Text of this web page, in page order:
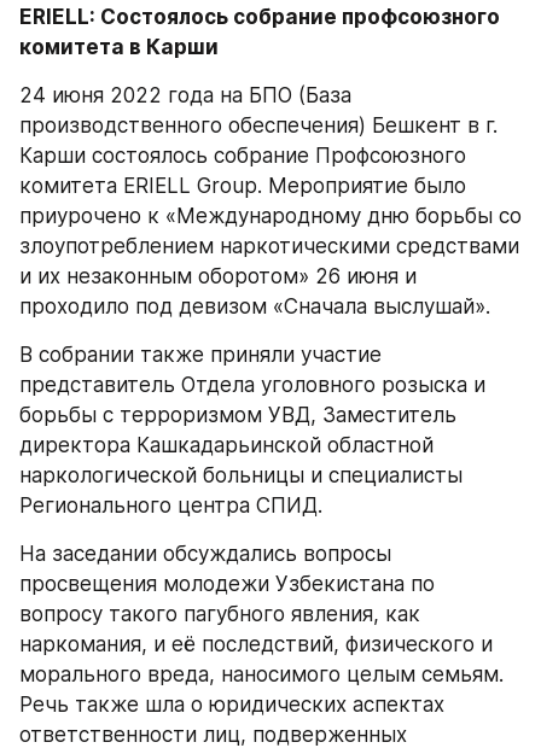
ERIELL: Состоялось собрание профсоюзного
комитета в Карши
24 июня 2022 года на БПО (База
производственного обеспечения) Бешкент в г.
Карши состоялось собрание Профсоюзного
комитета ERIELL Group. Мероприятие было
приурочено к «Международному дню борьбы со
злоупотреблением наркотическими средствами
и их незаконным оборотом» 26 июня и
проходило под девизом «Сначала выслушай».
В собрании также приняли участие
представитель Отдела уголовного розыска и
борьбы с терроризмом УВД, Заместитель
директора Кашкадарьинской областной
наркологической больницы и специалисты
Регионального центра СПИД.
На заседании обсуждались вопросы
просвещения молодежи Узбекистана по
вопросу такого пагубного явления, как
наркомания, и её последствий, физического и
морального вреда, наносимого целым семьям.
Речь также шла о юридических аспектах
ответственности лиц, подверженных